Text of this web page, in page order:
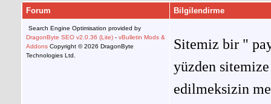
Forum Bilgilendirme
Search Engine Optimisation provided by
DragonByte SEO v2.0.36 (Lite) - vBulletin Mods &
Addons Copyright © 2026 DragonByte
Technologies Ltd.
Sitemiz bir "
yüzden
edilmeksizin